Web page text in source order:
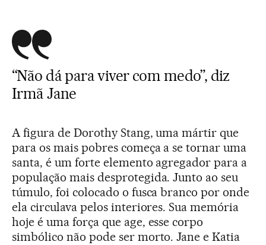
“Não dá para viver com medo”, diz
Irmã Jane
A figura de Dorothy Stang, uma mártir que
para os mais pobres começa a se tornar uma
santa, é um forte elemento agregador para a
população mais desprotegida. Junto ao seu
túmulo, foi colocado o fusca branco por onde
ela circulava pelos interiores. Sua memória
hoje é uma força que age, esse corpo
simbólico não pode ser morto. Jane e Katia